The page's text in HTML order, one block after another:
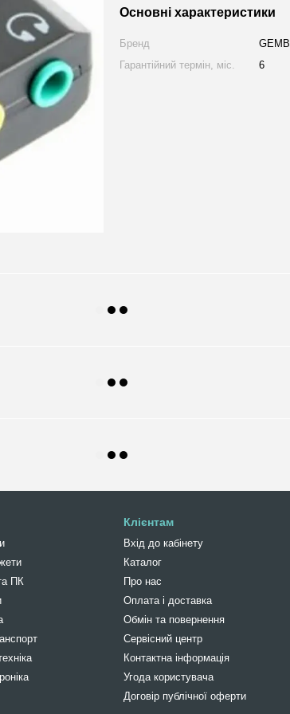
Основні характеристики
Бренд
Гарантійний термін, міс.
6
ПК
Клієнтам
Вхід до кабінету
Каталог
Про нас
Оплата і доставка
Обмін та повернення
Сервісний центр
Контактна інформація
Угода користувача
Договір публічної оферти